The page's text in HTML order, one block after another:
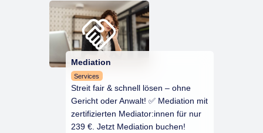
Mediation
Services
Streit fair & schnell lösen – ohne
Gericht oder Anwalt! ✅ Mediation mit
zertifizierten Mediator:innen für nur
239 €. Jetzt Mediation buchen!